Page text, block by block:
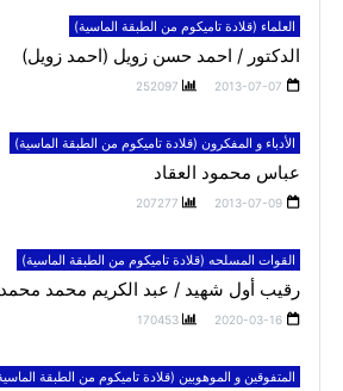
العلماء (قلادة تاميكوم من الطبقة الماسية)
الدكتور / احمد حسن زويل (احمد زويل)
2013-07-07
252097
الأدباء و المفكرون (قلادة تاميكوم من الطبقة الماسية)
عباس محمود العقاد
2013-07-09
207277
القوات المسلحه (قلادة تاميكوم من الطبقة الماسية)
رقيب أول شهيد / عبد الكريم محمد
2020-03-16
170453
المتفوقين و الموهوبين (قلادة تاميكوم من الطبقة